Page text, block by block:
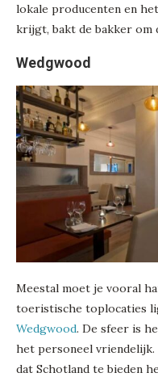
lokale producenten en
krijgt, bakt de bakker om
Wedgwood
Meestal moet je vooral
toeristische toplocaties
Wedgwood. De sfeer is
het personeel
dat Schotland te bieden